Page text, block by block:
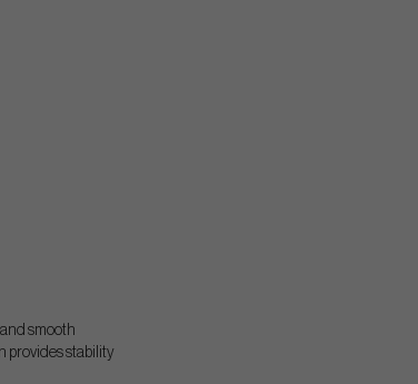
smooth
provides stability